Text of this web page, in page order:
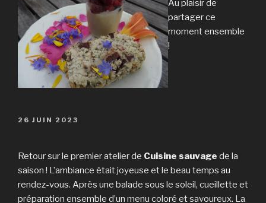
Au plaisir de
partager ce
moment ensemble
!
PUBLIÉ
26 JUIN 2023
Retour sur le premier atelier de Cuisine sauvage de la
saison ! L’ambiance était joyeuse et le beau temps au
rendez-vous. Après une balade sous le soleil, cueillette et
préparation ensemble d’un menu coloré et savoureux. La